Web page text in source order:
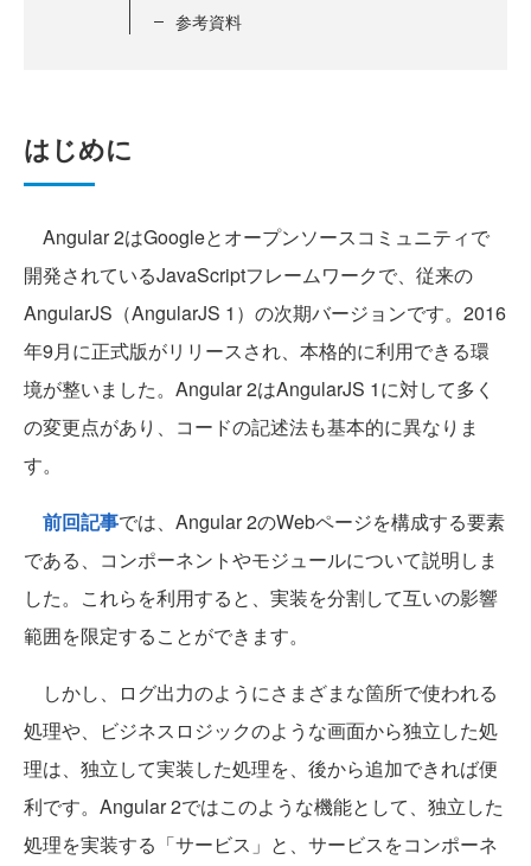
参考資料
はじめに
Angular 2はGoogleとオープンソースコミュニティで
開発されているJavaScriptフレームワークで、従来の
AngularJS（AngularJS 1）の次期バージョンです。2016
年9月に正式版がリリースされ、本格的に利用できる環
境が整いました。Angular 2はAngularJS 1に対して多く
の変更点があり、コードの記述法も基本的に異なりま
す。
前回記事では、Angular 2のWebページを構成する要素
である、コンポーネントやモジュールについて説明しま
した。これらを利用すると、実装を分割して互いの影響
範囲を限定することができます。
しかし、ログ出力のようにさまざまな箇所で使われる
処理や、ビジネスロジックのような画面から独立した処
理は、独立して実装した処理を、後から追加できれば便
利です。Angular 2ではこのような機能として、独立した
処理を実装する「サービス」と、サービスをコンポーネ